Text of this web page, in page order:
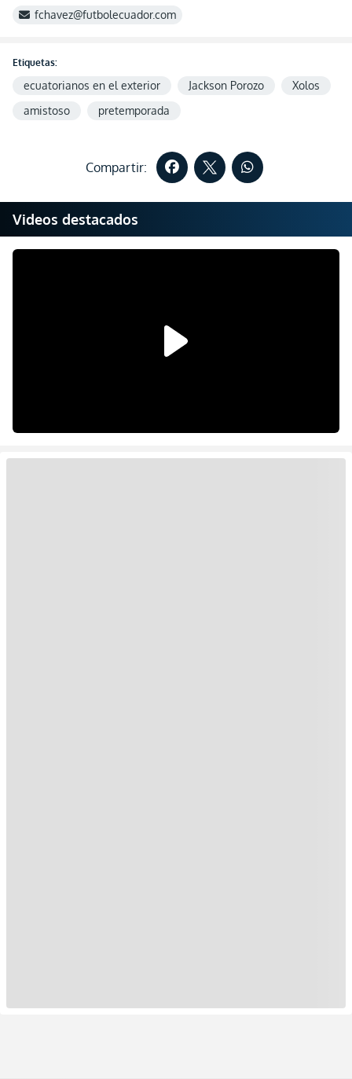
fchavez@futbolecuador.com
Etiquetas:
ecuatorianos en el exterior Jackson Porozo
Xolos
amistoso
pretemporada
Compartir:
Videos destacados